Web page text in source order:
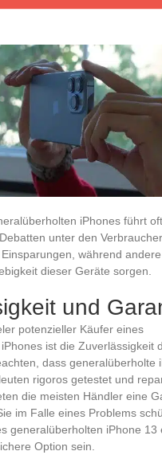
iPhones führt
unter den
während
dieser Geräte sorgen.
und
potenzieller Käufer eines
ist die Zuverlässigkeit
dass generalüberholte
rigoros getestet und
die meisten Händler eine
im Falle eines Problems
generalüberholten iPhone 13
Option sein.